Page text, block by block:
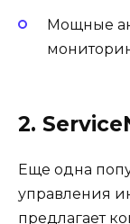
Мощные
2.
Еще одна
управления
предлагает